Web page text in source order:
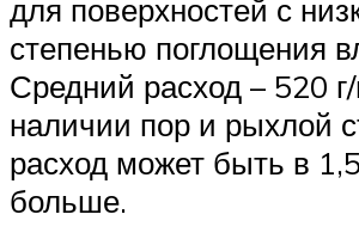
для поверхностей с
степенью поглощения
Средний расход – 520
наличии пор и рыхлой
расход может быть в
больше.